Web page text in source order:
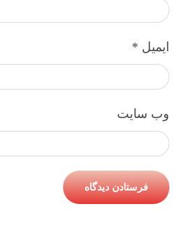
ایمیل *
وب‌ سایت